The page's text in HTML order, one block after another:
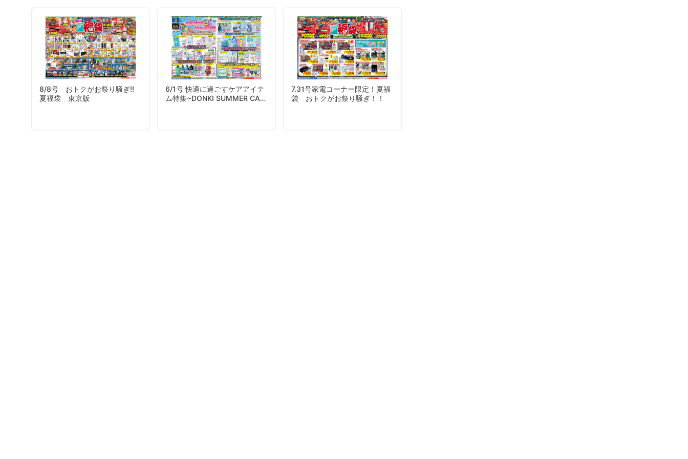
8/8号 おトクがお祭り騒ぎ!!
夏福袋 東京版
6/1号 快適に過ごすケアアイテ
ム特集~DONKI SUMMER CAR
7.31号家電コーナー限定！夏福
袋 おトクがお祭り騒ぎ！！